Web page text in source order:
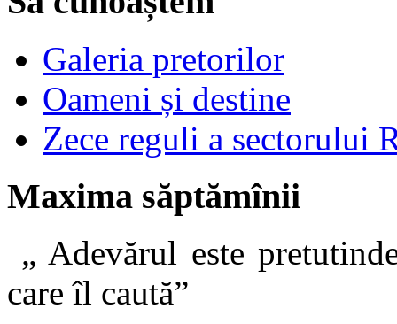
Galeria pretorilor
Oameni și destine
Zece reguli a sectorului
Maxima săptămînii
„ Adevărul este
care îl